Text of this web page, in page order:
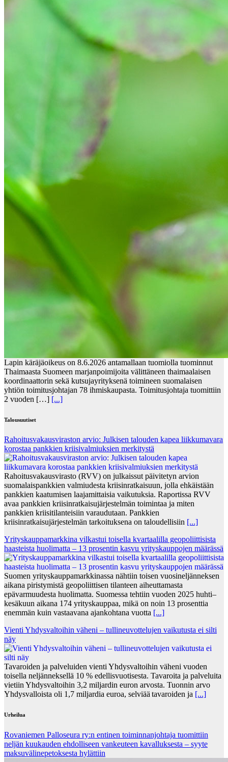
Lapin käräjäoikeus on 8.6.2026 antamallaan tuomiolla tuominnut
Thaimaasta Suomeen marjanpoimijoita välittäneen thaimaalaisen
koordinaattorin sekä kutsujayrityksenä toimineen suomalaisen
yhtiön toimitusjohtajan 78 ihmiskaupasta. Toimitusjohtaja tuomittiin
2 vuoden […] [...]
Talousuutiset
Rahoitusvakausviraston arvio: Julkisen talouden kapea liikkumavara
korostaa pankkien kriisivalmiuksien merkitystä
Rahoitusvakausvirasto (RVV) on julkaissut päivitetyn arvion
suomalaispankkien valmiudesta kriisinratkaisuun, jolla ehkäistään
pankkien kaatumisen laajamittaisia vaikutuksia. Raportissa RVV
avaa pankkien kriisinratkaisujärjestelmän toimintaa ja miten
pankkien kriisitilanteisiin varaudutaan. Pankkien
kriisinratkaisujärjestelmän tarkoituksena on taloudellisiin [...]
Yrityskauppamarkkina vilkastui toisella kvartaalilla geopoliittisista
haasteista huolimatta – 13 prosentin kasvu yrityskauppojen määrässä
Suomen yrityskauppamarkkinassa nähtiin toisen vuosineljänneksen
aikana piristymistä geopoliittisen tilanteen aiheuttamasta
epävarmuudesta huolimatta. Suomessa tehtiin vuoden 2025 huhti–
kesäkuun aikana 174 yrityskauppaa, mikä on noin 13 prosenttia
enemmän kuin vastaavana ajankohtana vuotta [...]
Vienti Yhdysvaltoihin väheni – tullineuvottelujen vaikutusta ei silti
näy
Tavaroiden ja palveluiden vienti Yhdysvaltoihin väheni vuoden
toisella neljänneksellä 10 % edellisvuotisesta. Tavaroita ja palveluita
vietiin Yhdysvaltoihin 3,2 miljardin euron arvosta. Tuonnin arvo
Yhdysvalloista oli 1,7 miljardia euroa, selviää tavaroiden ja [...]
Urheilua
Rovaniemen Palloseura ry:n entinen toiminnanjohtaja tuo­mit­tiin
neljän kuu­kau­den eh­dol­li­seen van­keu­teen ka­val­luk­ses­ta – syyte
mak­su­vä­li­ne­pe­tok­ses­ta hy­lät­tiin